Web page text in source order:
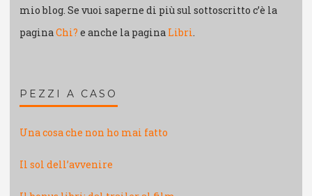
mio blog. Se vuoi saperne di più sul sottoscritto c’è la
paginaChi? e anche la pagina Libri.
PEZZI A CASO
Una cosa che non ho mai fatto
Il sol dell’avvenire